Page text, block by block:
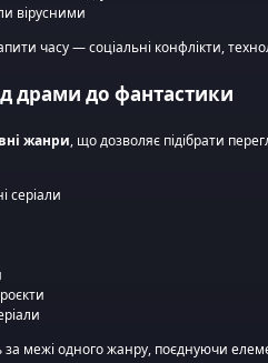
вірусними
часу — соціальні конфлікти,
драми до фантастики
жанри, що дозволяє підібрати
серіали
за межі одного жанру, поєднуючи